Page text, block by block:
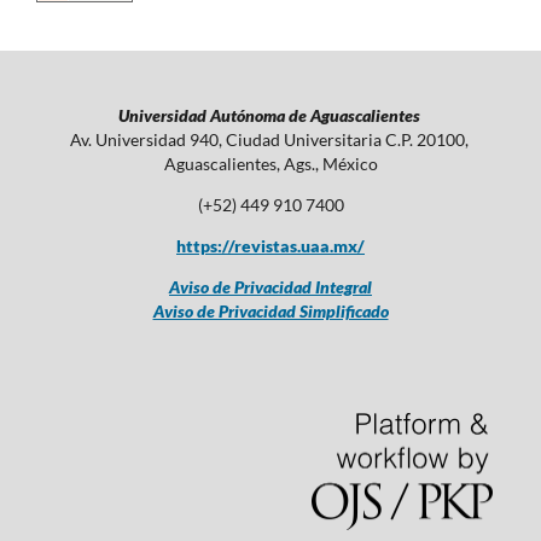
Universidad Autónoma de Aguascalientes
Av. Universidad 940, Ciudad Universitaria C.P. 20100,
Aguascalientes, Ags., México
(+52) 449 910 7400
https://revistas.uaa.mx/
Aviso de Privacidad Integral
Aviso de Privacidad Simplificado